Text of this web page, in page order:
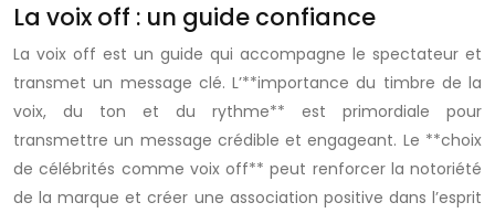
La voix off : un guide confiance
La voix off est un guide qui accompagne le spectateur et
transmet un message clé. L’**importance du timbre de la
voix, du ton et du rythme** est primordiale pour
transmettre un message crédible et engageant. Le **choix
de célébrités comme voix off** peut renforcer la notoriété
de la marque et créer une association positive dans l’esprit